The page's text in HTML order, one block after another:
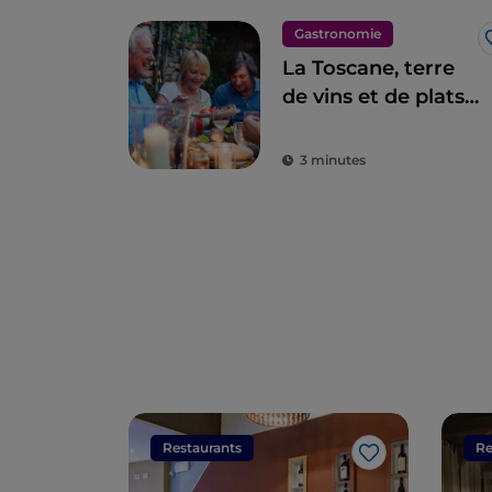
Gastronomie
La Toscane, terre
de vins et de plats
3 minutes
Restaurants
J’aime